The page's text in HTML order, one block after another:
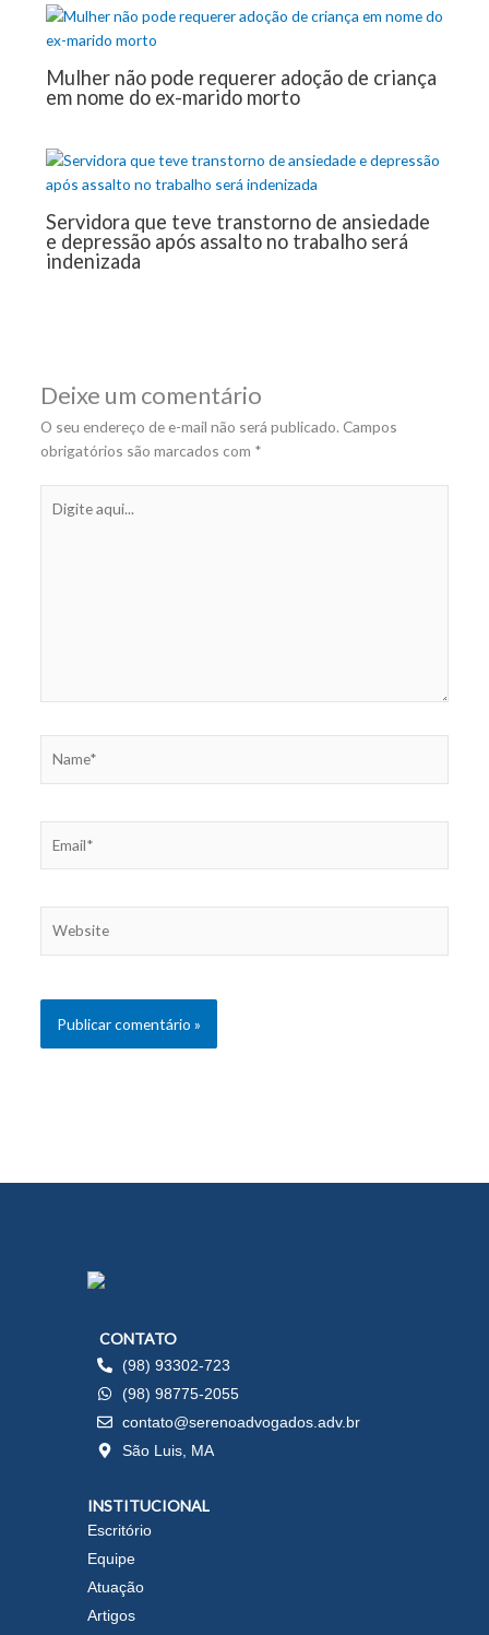
Mulher não pode requerer adoção de criança
em nome do ex-marido morto
Servidora que teve transtorno de ansiedade
e depressão após assalto no trabalho será
indenizada
Deixe um comentário
O seu endereço de e-mail não será publicado. Campos
obrigatórios são marcados com *
aqui...
CONTATO
(98) 93302-723
(98) 98775-2055
contato@serenoadvogados.adv.br
São Luis, MA
INSTITUCIONAL
Escritório
Equipe
Atuação
Artigos